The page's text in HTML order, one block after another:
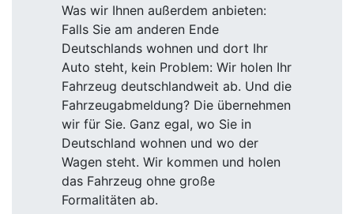
Was wir Ihnen außerdem anbieten:
Falls Sie am anderen Ende
Deutschlands wohnen und dort Ihr
Auto steht, kein Problem: Wir holen Ihr
Fahrzeug deutschlandweit ab. Und die
Fahrzeugabmeldung? Die übernehmen
wir für Sie. Ganz egal, wo Sie in
Deutschland wohnen und wo der
Wagen steht. Wir kommen und holen
das Fahrzeug ohne große
Formalitäten ab.